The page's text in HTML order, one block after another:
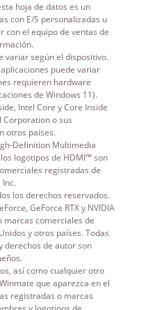
hoja de datos es un
con E/S personalizadas u
con el equipo de ventas de
variar según el dispositivo.
puede variar
requieren hardware
de Windows 11).
Intel Core y Core Inside
o sus
otros países.
Definition Multimedia
logotipos de HDMI™ son
registradas de
los derechos reservados.
GeForce RTX y NVIDIA
marcas comerciales de
y otros países. Todas
derechos de autor son
así como cualquier otro
que aparezca en el
registradas o marcas